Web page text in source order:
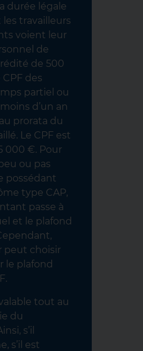
durée légale
travailleurs
voient leur
de
de 500
des
partiel ou
d’un an
prorata du
Le CPF est
000 €. Pour
ou pas
possédant
type CAP,
passe à
et le plafond
peut choisir
le plafond
tout au
du
s’il
s’il est